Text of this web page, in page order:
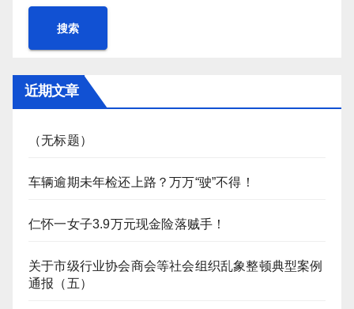
搜索
近期文章
（无标题）
车辆逾期未年检还上路？万万“驶”不得！
仁怀一女子3.9万元现金险落贼手！
关于市级行业协会商会等社会组织乱象整顿典型案例
通报（五）